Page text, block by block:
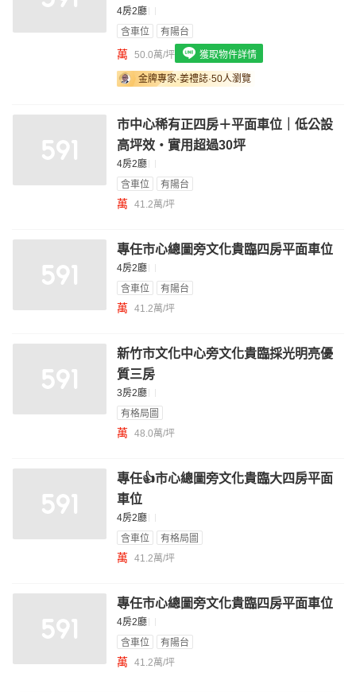
我想找廁所開窗的物件
我想找具垃圾處理的物件
4房2廳
含車位
有陽台
萬 50.0萬/坪 獲取物件詳情
金牌專家·姜禮誌·50人瀏覽
市中心稀有正四房＋平面車位｜低公設
高坪效・實用超過30坪
4房2廳
含車位
有陽台
萬 41.2萬/坪
專任市心總圖旁文化貴臨四房平面車位
4房2廳
含車位
有陽台
萬 41.2萬/坪
新竹市文化中心旁文化貴臨採光明亮優
質三房
3房2廳
有格局圖
萬 48.0萬/坪
專任👍市心總圖旁文化貴臨大四房平面
車位
4房2廳
含車位
有格局圖
萬 41.2萬/坪
專任市心總圖旁文化貴臨四房平面車位
4房2廳
含車位
有陽台
萬 41.2萬/坪